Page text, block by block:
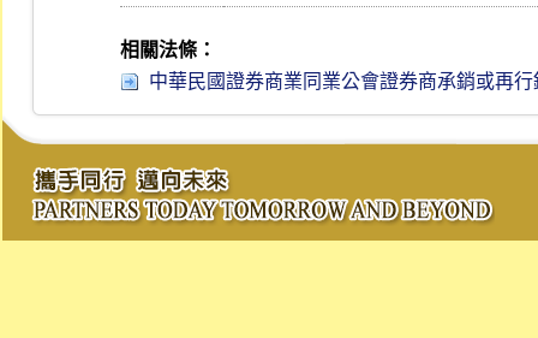
相關法條：
中華民國證券商業同業公會證券商承銷或再